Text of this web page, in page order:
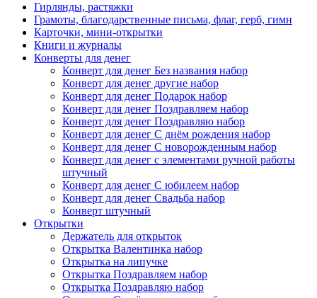
Гирлянды, растяжки
Грамоты, благодарственные письма, флаг, герб, гимн
Карточки, мини-открытки
Книги и журналы
Конверты для денег
Конверт для денег Без названия набор
Конверт для денег другие набор
Конверт для денег Подарок набор
Конверт для денег Поздравляем набор
Конверт для денег Поздравляю набор
Конверт для денег С днём рождения набор
Конверт для денег С новорожденным набор
Конверт для денег с элементами ручной работы
штучный
Конверт для денег С юбилеем набор
Конверт для денег Свадьба набор
Конверт штучный
Открытки
Держатель для открыток
Открытка Валентинка набор
Открытка на липучке
Открытка Поздравляем набор
Открытка Поздравляю набор